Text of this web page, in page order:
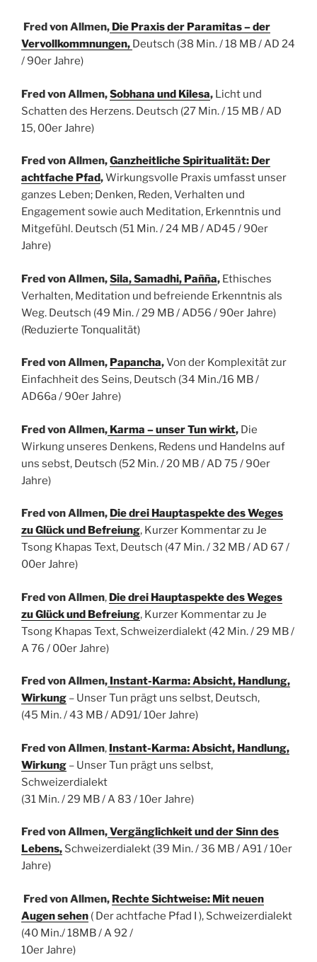
Fred von Allmen, Die Praxis der Paramitas – der
Vervollkommnungen, Deutsch (38 Min. / 18 MB / AD 24
/ 90er Jahre)
Fred von Allmen,Sobhana und Kilesa, Licht und
Schatten des Herzens. Deutsch (27 Min. / 15 MB / AD
15, 00er Jahre)
Fred von Allmen,Ganzheitliche Spiritualität: Der
achtfache Pfad,Wirkungsvolle Praxis umfasst unser
ganzes Leben; Denken, Reden, Verhalten und
Engagement sowie auch Meditation, Erkenntnis und
Mitgefühl. Deutsch (51 Min. / 24 MB / AD45 / 90er
Jahre)
Fred von Allmen,Sila, Samadhi, Pañña, Ethisches
Verhalten, Meditation und befreiende Erkenntnis als
Weg. Deutsch (49 Min. / 29 MB / AD56 / 90er Jahre)
(Reduzierte Tonqualität)
Fred von Allmen, Papancha,Von der Komplexität zur
Einfachheit des Seins, Deutsch (34 Min./16 MB /
AD66a / 90er Jahre)
Fred von Allmen, Karma – unser Tun wirkt, Die
Wirkung unseres Denkens, Redens und Handelns auf
uns sebst, Deutsch (52 Min. / 20 MB / AD 75 / 90er
Jahre)
Fred von Allmen, Die drei Hauptaspekte des Weges
zu Glück und Befreiung, Kurzer Kommentar zu Je
Tsong Khapas Text, Deutsch (47 Min. / 32 MB / AD 67 /
00er Jahre)
Fred von Allmen, Die drei Hauptaspekte des Weges
zu Glück und Befreiung, Kurzer Kommentar zu Je
Tsong Khapas Text, Schweizerdialekt (42 Min. / 29 MB /
A 76 / 00er Jahre)
Fred von Allmen, Instant-Karma: Absicht, Handlung,
Wirkung – Unser Tun prägt uns selbst, Deutsch,
(45 Min. / 43 MB / AD91/ 10er Jahre)
Fred von Allmen, Instant-Karma: Absicht, Handlung,
Wirkung – Unser Tun prägt uns selbst,
Schweizerdialekt
(31 Min. / 29 MB / A 83 / 10er Jahre)
Fred von Allmen,Vergänglichkeit und der Sinn des
Lebens, Schweizerdialekt (39 Min. / 36 MB / A91 / 10er
Jahre)
Fred von Allmen, Rechte Sichtweise: Mit neuen
Augen sehen ( Der achtfache Pfad I ), Schweizerdialekt
(40 Min./ 18MB / A 92 /
10er Jahre)